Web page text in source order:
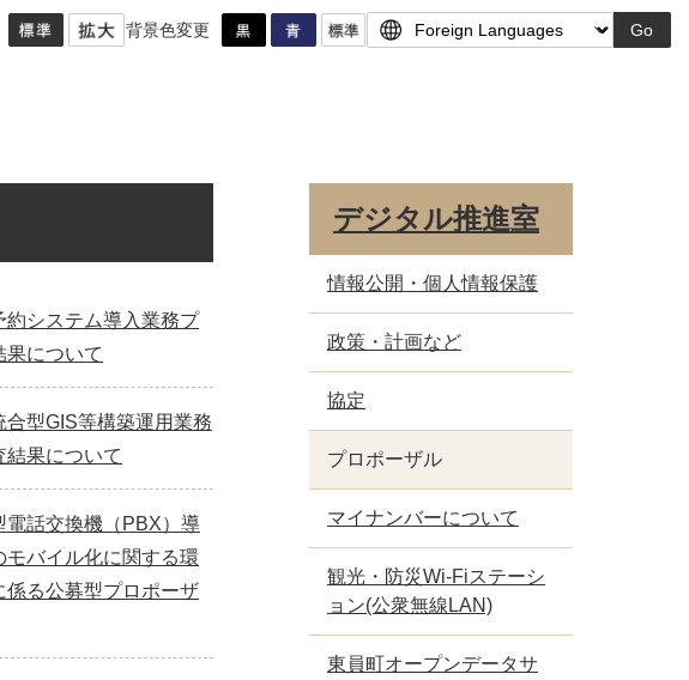
背景色変更 Go
約システム導入業務プ
果について
型GIS等構築運用業務
結果について
電話交換機（PBX）導
モバイル化に関する環
係る公募型プロポーザ
デジタル推進室
情報公開・個人情報保護
政策・計画など
協定
プロポーザル
マイナンバーについて
観光・防災Wi-Fiステーシ
ョン(公衆無線LAN)
東員町オープンデータサ